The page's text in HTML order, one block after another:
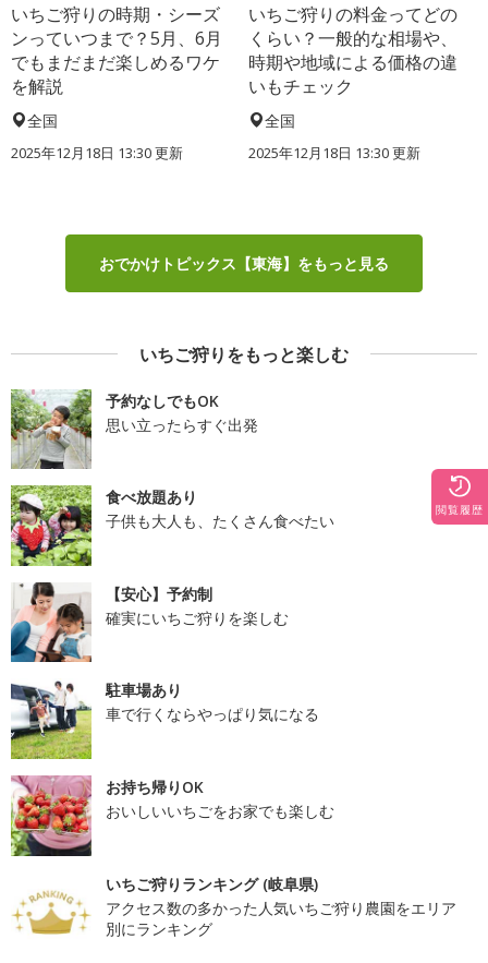
いちご狩りの時期・シーズ
ンっていつまで？5月、6月
でもまだまだ楽しめるワケ
を解説
全国
2025年12月18日 13:30 更新
いちご狩りの料金ってどの
くらい？一般的な相場や、
時期や地域による価格の違
いもチェック
全国
2025年12月18日 13:30 更新
おでかけトピックス【東海】をもっと見る
いちご狩りをもっと楽しむ
予約なしでもOK
思い立ったらすぐ出発
食べ放題あり
子供も大人も、たくさん食べたい
【安心】予約制
確実にいちご狩りを楽しむ
駐車場あり
車で行くならやっぱり気になる
お持ち帰りOK
おいしいいちごをお家でも楽しむ
いちご狩りランキング (岐阜県)
アクセス数の多かった人気いちご狩り農園をエリア
別にランキング
閲覧履歴